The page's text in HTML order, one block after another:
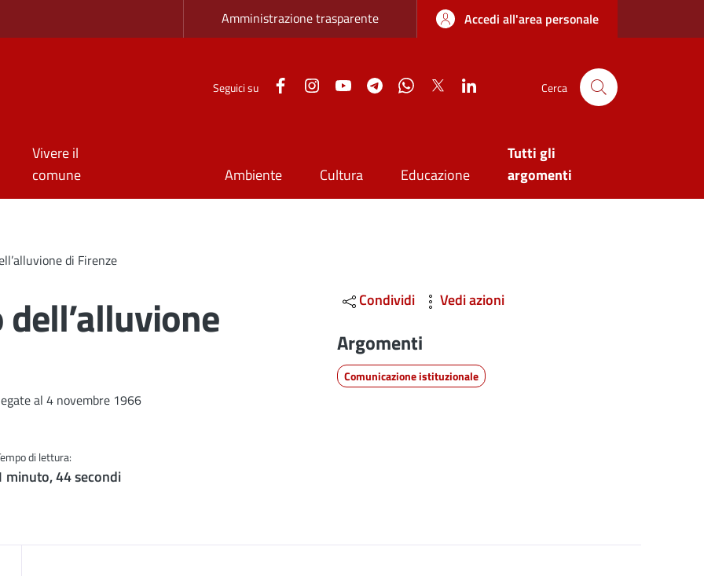
Zona superiore sottile
Amministrazione trasparente Accedi all'area personale
Seguici su FacebookInstagramYouTubeTelegramWhatsApp
Twitter Cerca
Vivere il
comune
Ambiente Cultura Educazione
Tutti gli
argomenti
di Firenze
al 4 novembre 1966
di lettura:
minuto, 44 secondi
Condividi Vedi azioni
Argomenti
Comunicazione istituzionale